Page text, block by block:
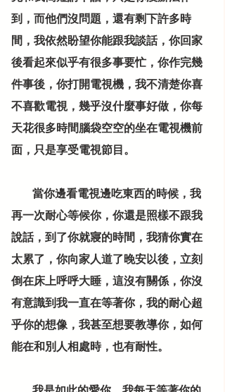
到，而他們沒問題，還有剩下許多時
間，我依然盼望你能跟我談話，你回家
後看起來似乎有很多事要忙，你作完幾
件事後，你打開電視機，我不清楚你喜
不喜歡電視，幾乎沒什麼事好做，你每
天花很多時間腦袋空空的坐在電視機前
面，只是享受電視節目。
再一次耐心等候你，你還是照樣不跟我
說話，到了你就寢的時間，我猜你實在
太累了，你向家人道了晚安以後，立刻
倒在床上呼呼大睡，這沒有關係，你沒
有意識到我一直在等著你，我的耐心超
乎你的想像，我甚至想要教導你，如何
能在和別人相處時，也有耐性。